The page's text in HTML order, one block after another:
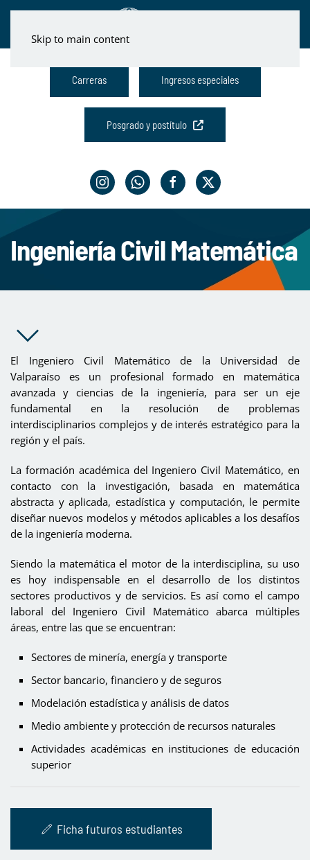
Skip to main content
Carreras Ingresos especiales
Posgrado y postítulo
Ingeniería Civil Matemática
El Ingeniero Civil Matemático de la Universidad de
Valparaíso es un profesional formado en matemática
avanzada y ciencias de la ingeniería, para ser un eje
fundamental en la resolución de problemas
interdisciplinarios complejos y de interés estratégico para la
región y el país.
La formación académica del Ingeniero Civil Matemático, en
contacto con la investigación, basada en matemática
abstracta y aplicada, estadística y computación, le permite
diseñar nuevos modelos y métodos aplicables a los desafíos
de la ingeniería moderna.
Siendo la matemática el motor de la interdisciplina, su uso
es hoy indispensable en el desarrollo de los distintos
sectores productivos y de servicios. Es así como el campo
laboral del Ingeniero Civil Matemático abarca múltiples
áreas, entre las que se encuentran:
Sectores de minería, energía y transporte
Sector bancario, financiero y de seguros
Modelación estadística y análisis de datos
Medio ambiente y protección de recursos naturales
Actividades académicas en instituciones de educación
superior
Ficha futuros estudiantes